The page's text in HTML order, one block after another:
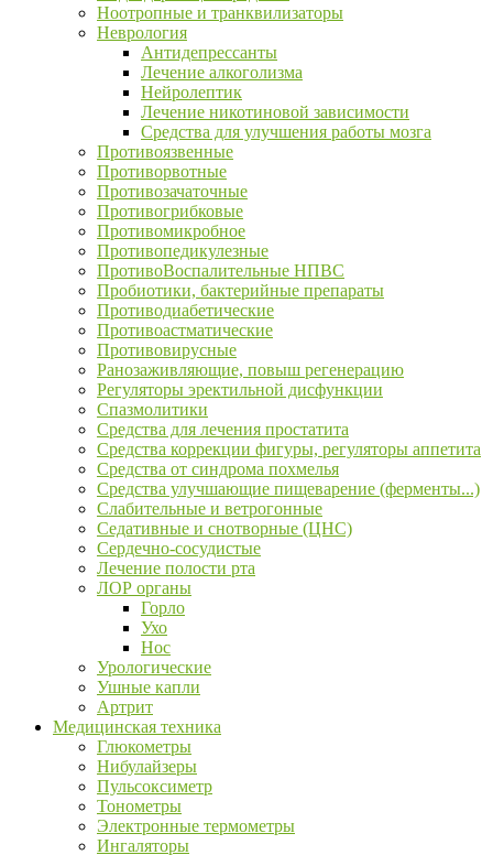
Ноотропные и транквилизаторы
Неврология
Антидепрессанты
Лечение алкоголизма
Нейролептик
Лечение никотиновой зависимости
Средства для улучшения работы мозга
Противоязвенные
Противорвотные
Противозачаточные
Противогрибковые
Противомикробное
Противопедикулезные
ПротивоВоспалительные НПВС
Пробиотики, бактерийные препараты
Противодиабетические
Противоастматические
Противовирусные
Ранозаживляющие, повыш регенерацию
Регуляторы эректильной дисфункции
Спазмолитики
Средства для лечения простатита
Средства коррекции фигуры, регуляторы аппетита
Средства от синдрома похмелья
Средства улучшающие пищеварение (ферменты...)
Слабительные и ветрогонные
Седативные и снотворные (ЦНС)
Сердечно-сосудистые
Лечение полости рта
ЛОР органы
Горло
Ухо
Нос
Урологические
Ушные капли
Артрит
Медицинская техника
Глюкометры
Нибулайзеры
Пульсоксиметр
Тонометры
Электронные термометры
Ингаляторы